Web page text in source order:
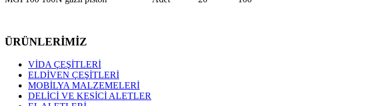
ÜRÜNLERİMİZ
VİDA ÇEŞİTLERİ
ELDİVEN ÇEŞİTLERİ
MOBİLYA MALZEMELERİ
DELİCİ VE KESİCİ ALETLER